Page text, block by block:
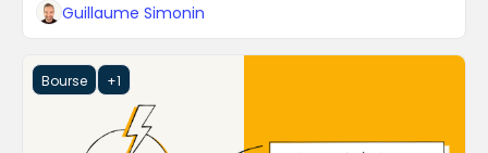
Guillaume Simonin
Bourse +1